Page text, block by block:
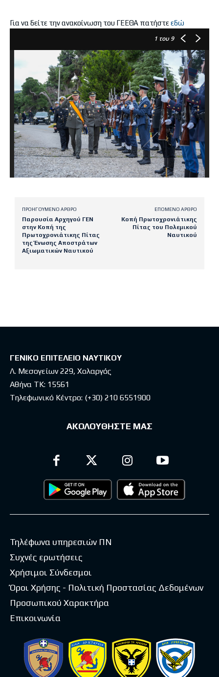
Για να δείτε την ανακοίνωση του ΓΕΕΘΑ πατήστεεδώ
1 του 9
ΠΡΟΗΓΟΎΜΕΝΟ ΆΡΘΡΟ
Παρουσία Αρχηγού ΓΕΝ
στην Κοπή της
Πρωτοχρονιάτικης Πίτας
της Ένωσης Αποστράτων
Αξιωματικών Ναυτικού
ΕΠΌΜΕΝΟ ΆΡΘΡΟ
Κοπή Πρωτοχρονιάτικης
Πίτας του Πολεμικού
Ναυτικού
ΓΕΝΙΚΟ ΕΠΙΤΕΛΕΙΟ ΝΑΥΤΙΚΟΥ
Λ. Μεσογείων 229, Χολαργός
Αθήνα ΤΚ: 15561
Τηλεφωνικό Κέντρο: (+30) 210 6551900
ΑΚΟΛΟΥΘΗΣΤΕ ΜΑΣ
Τηλέφωνα υπηρεσιών ΠΝ
Συχνές ερωτήσεις
Χρήσιμοι Σύνδεσμοι
Όροι Χρήσης - Πολιτική Προστασίας Δεδομένων
Προσωπικού Χαρακτήρα
Επικοινωνία